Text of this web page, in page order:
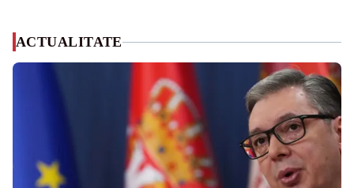
ACTUALITATE